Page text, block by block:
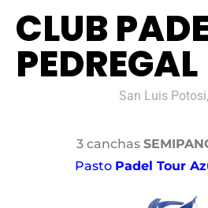
CLUB
PEDREGAL
San Luis
3 canchas
Pasto Padel Tour